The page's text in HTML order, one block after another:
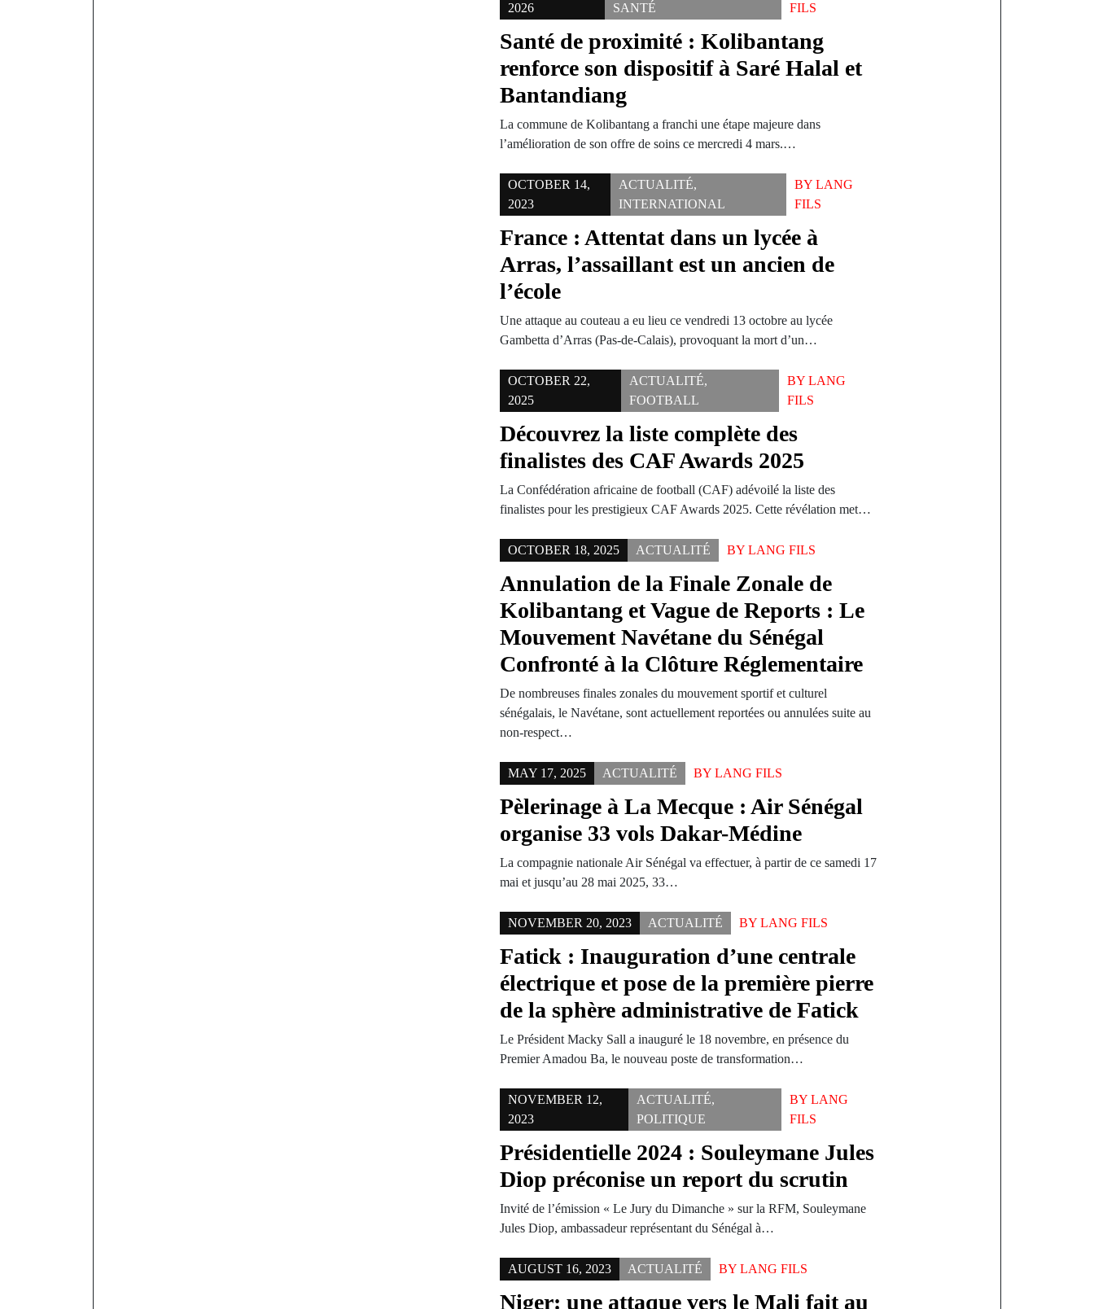
2026
SANTÉ
FILS
Santé de proximité : Kolibantang
renforce son dispositif à Saré Halal et
Bantandiang
La commune de Kolibantang a franchi une étape majeure dans
l’amélioration de son offre de soins ce mercredi 4 mars.…
OCTOBER 14,
2023
ACTUALITÉ,
INTERNATIONAL
BYLANG
FILS
France : Attentat dans un lycée à
Arras, l’assaillant est un ancien de
l’école
Une attaque au couteau a eu lieu ce vendredi 13 octobre au lycée
Gambetta d’Arras (Pas-de-Calais), provoquant la mort d’un…
OCTOBER 22,
2025
ACTUALITÉ,
FOOTBALL
BY LANG
FILS
Découvrez la liste complète des
finalistes des CAF Awards 2025
La Confédération africaine de football (CAF) adévoilé la liste des
finalistes pour les prestigieux CAF Awards 2025. Cette révélation met…
OCTOBER 18, 2025 ACTUALITÉ BYLANG FILS
Annulation de la Finale Zonale de
Kolibantang et Vague de Reports : Le
Mouvement Navétane du Sénégal
Confronté à la Clôture Réglementaire
De nombreuses finales zonales du mouvement sportif et culturel
sénégalais, le Navétane, sont actuellement reportées ou annulées suite au
non-respect…
MAY 17, 2025 ACTUALITÉ BYLANG FILS
Pèlerinage à La Mecque : Air Sénégal
organise 33 vols Dakar-Médine
La compagnie nationale Air Sénégal va effectuer, à partir de ce samedi 17
mai et jusqu’au 28 mai 2025, 33…
NOVEMBER 20, 2023 ACTUALITÉ BYLANG FILS
Fatick : Inauguration d’une centrale
électrique et pose de la première pierre
de la sphère administrative de Fatick
Le Président Macky Sall a inauguré le 18 novembre, en présence du
Premier Amadou Ba, le nouveau poste de transformation…
NOVEMBER 12,
2023
ACTUALITÉ,
POLITIQUE
BYLANG
FILS
Présidentielle 2024 : Souleymane Jules
Diop préconise un report du scrutin
Invité de l’émission « Le Jury du Dimanche » sur la RFM, Souleymane
Jules Diop, ambassadeur représentant du Sénégal à…
AUGUST 16, 2023 ACTUALITÉ BYLANG FILS
Niger: une attaque vers le Mali fait au